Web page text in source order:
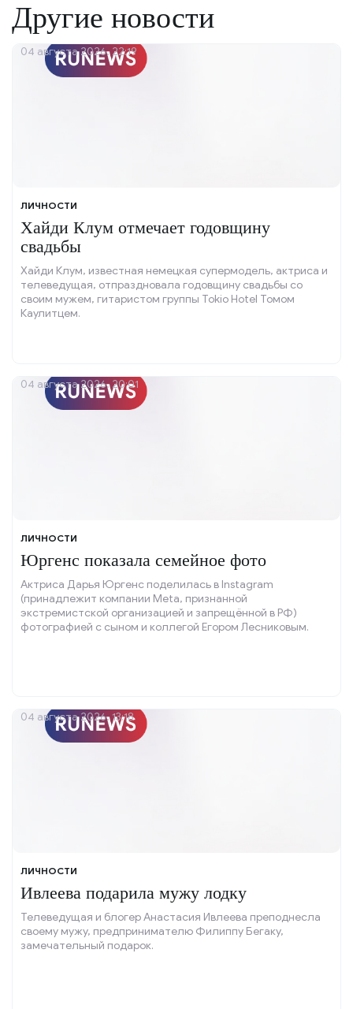
Другие новости
ЛИЧНОСТИ
Хайди Клум отмечает годовщину
свадьбы
Хайди Клум, известная немецкая супермодель, актриса и
телеведущая, отпраздновала годовщину свадьбы со
своим мужем, гитаристом группы Tokio Hotel Томом
Каулитцем.
04 августа 2026, 22:19
ЛИЧНОСТИ
Юргенс показала семейное фото
Актриса Дарья Юргенс поделилась в Instagram
(принадлежит компании Meta, признанной
экстремистской организацией и запрещённой в РФ)
фотографией с сыном и коллегой Егором Лесниковым.
04 августа 2026, 20:01
ЛИЧНОСТИ
Ивлеева подарила мужу лодку
Телеведущая и блогер Анастасия Ивлеева преподнесла
своему мужу, предпринимателю Филиппу Бегаку,
замечательный подарок.
04 августа 2026, 13:18